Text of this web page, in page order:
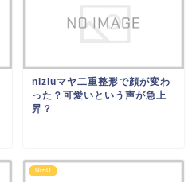
niziuマヤ二重整形で顔が変わ
った？可愛いという声が急上
昇？
NiziU